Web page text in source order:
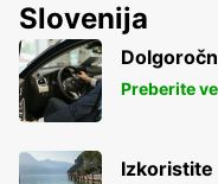
Slovenija
Preberite
Izkoristite